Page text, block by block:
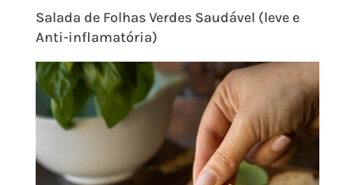
Salada de Folhas Verdes Saudável (leve e
Anti-inflamatória)